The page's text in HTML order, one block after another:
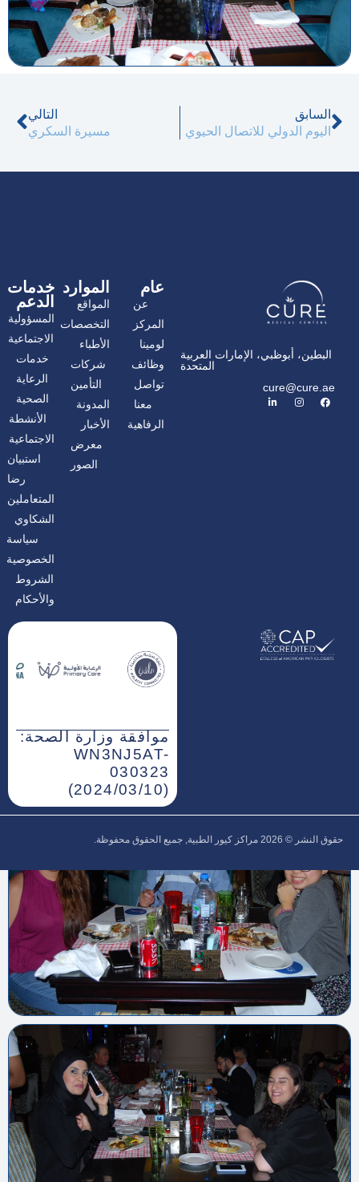
السابق
السابق
اليوم الدولي للاتصال الحيوي
التالي
مسيرة السكري
البطين، أبوظبي، الإمارات العربية
المتحدة
cure@cure.ae
ف
ي
ا
ن
ل
ي
عام
عن
المركز
لومينا
وظائف
تواصل
معنا
الرفاهية
الموارد
المواقع
التخصصات
الأطباء
شركات
التأمين
المدونة
الأخبار
معرض
الصور
خدمات
الدعم
المسؤولية
الاجتماعية
خدمات
الرعاية
الصحية
الأنشطة
الاجتماعية
استبيان
رضا
المتعاملين
الشكاوي
سياسة
الخصوصية
الشروط
والأحكام
موافقة وزارة الصحة:
WN3NJ5AT-
030323
(2024/03/10)
حقوق النشر © 2026‎ مراكز كيور الطبية, جميع الحقوق محفوظة.